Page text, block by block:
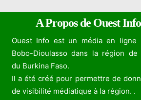
A Propos de Ouest Info
Ouest Info est un média en ligne
Bobo-Dioulasso dans la région de
du Burkina Faso.
Il a été créé pour permettre de
de visibilité médiatique à la région. .